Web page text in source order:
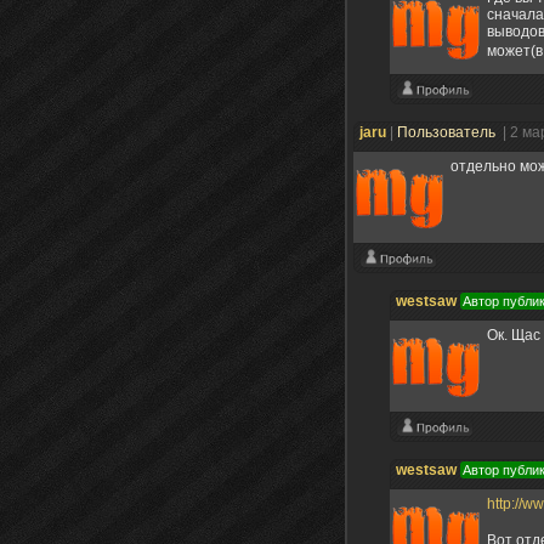
может(в
jaru Пользователь
| 2
отдельно
westsaw Автор
Ок. Щас
westsaw Автор
http://
Вот